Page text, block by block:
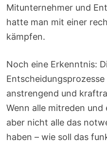
Mitunternehmer und
hatte man mit einer
kämpfen.
Noch eine Erkenntnis:
anstrengend und
Wenn alle mitreden
aber nicht alle das
haben – wie soll das